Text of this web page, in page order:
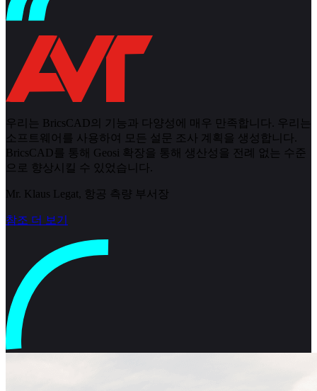
우리는 BricsCAD의 기능과 다양성에 매우 만족합니다. 우리는
소프트웨어를 사용하여 모든 설문 조사 계획을 생성합니다.
BricsCAD를 통해 Geosi 확장을 통해 생산성을 전례 없는 수준
으로 향상시킬 수 있었습니다.
Mr. Klaus Legat, 항공 측량 부서장
참조 더 보기